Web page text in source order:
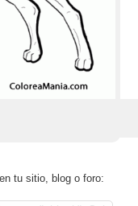
tu sitio, blog o foro: